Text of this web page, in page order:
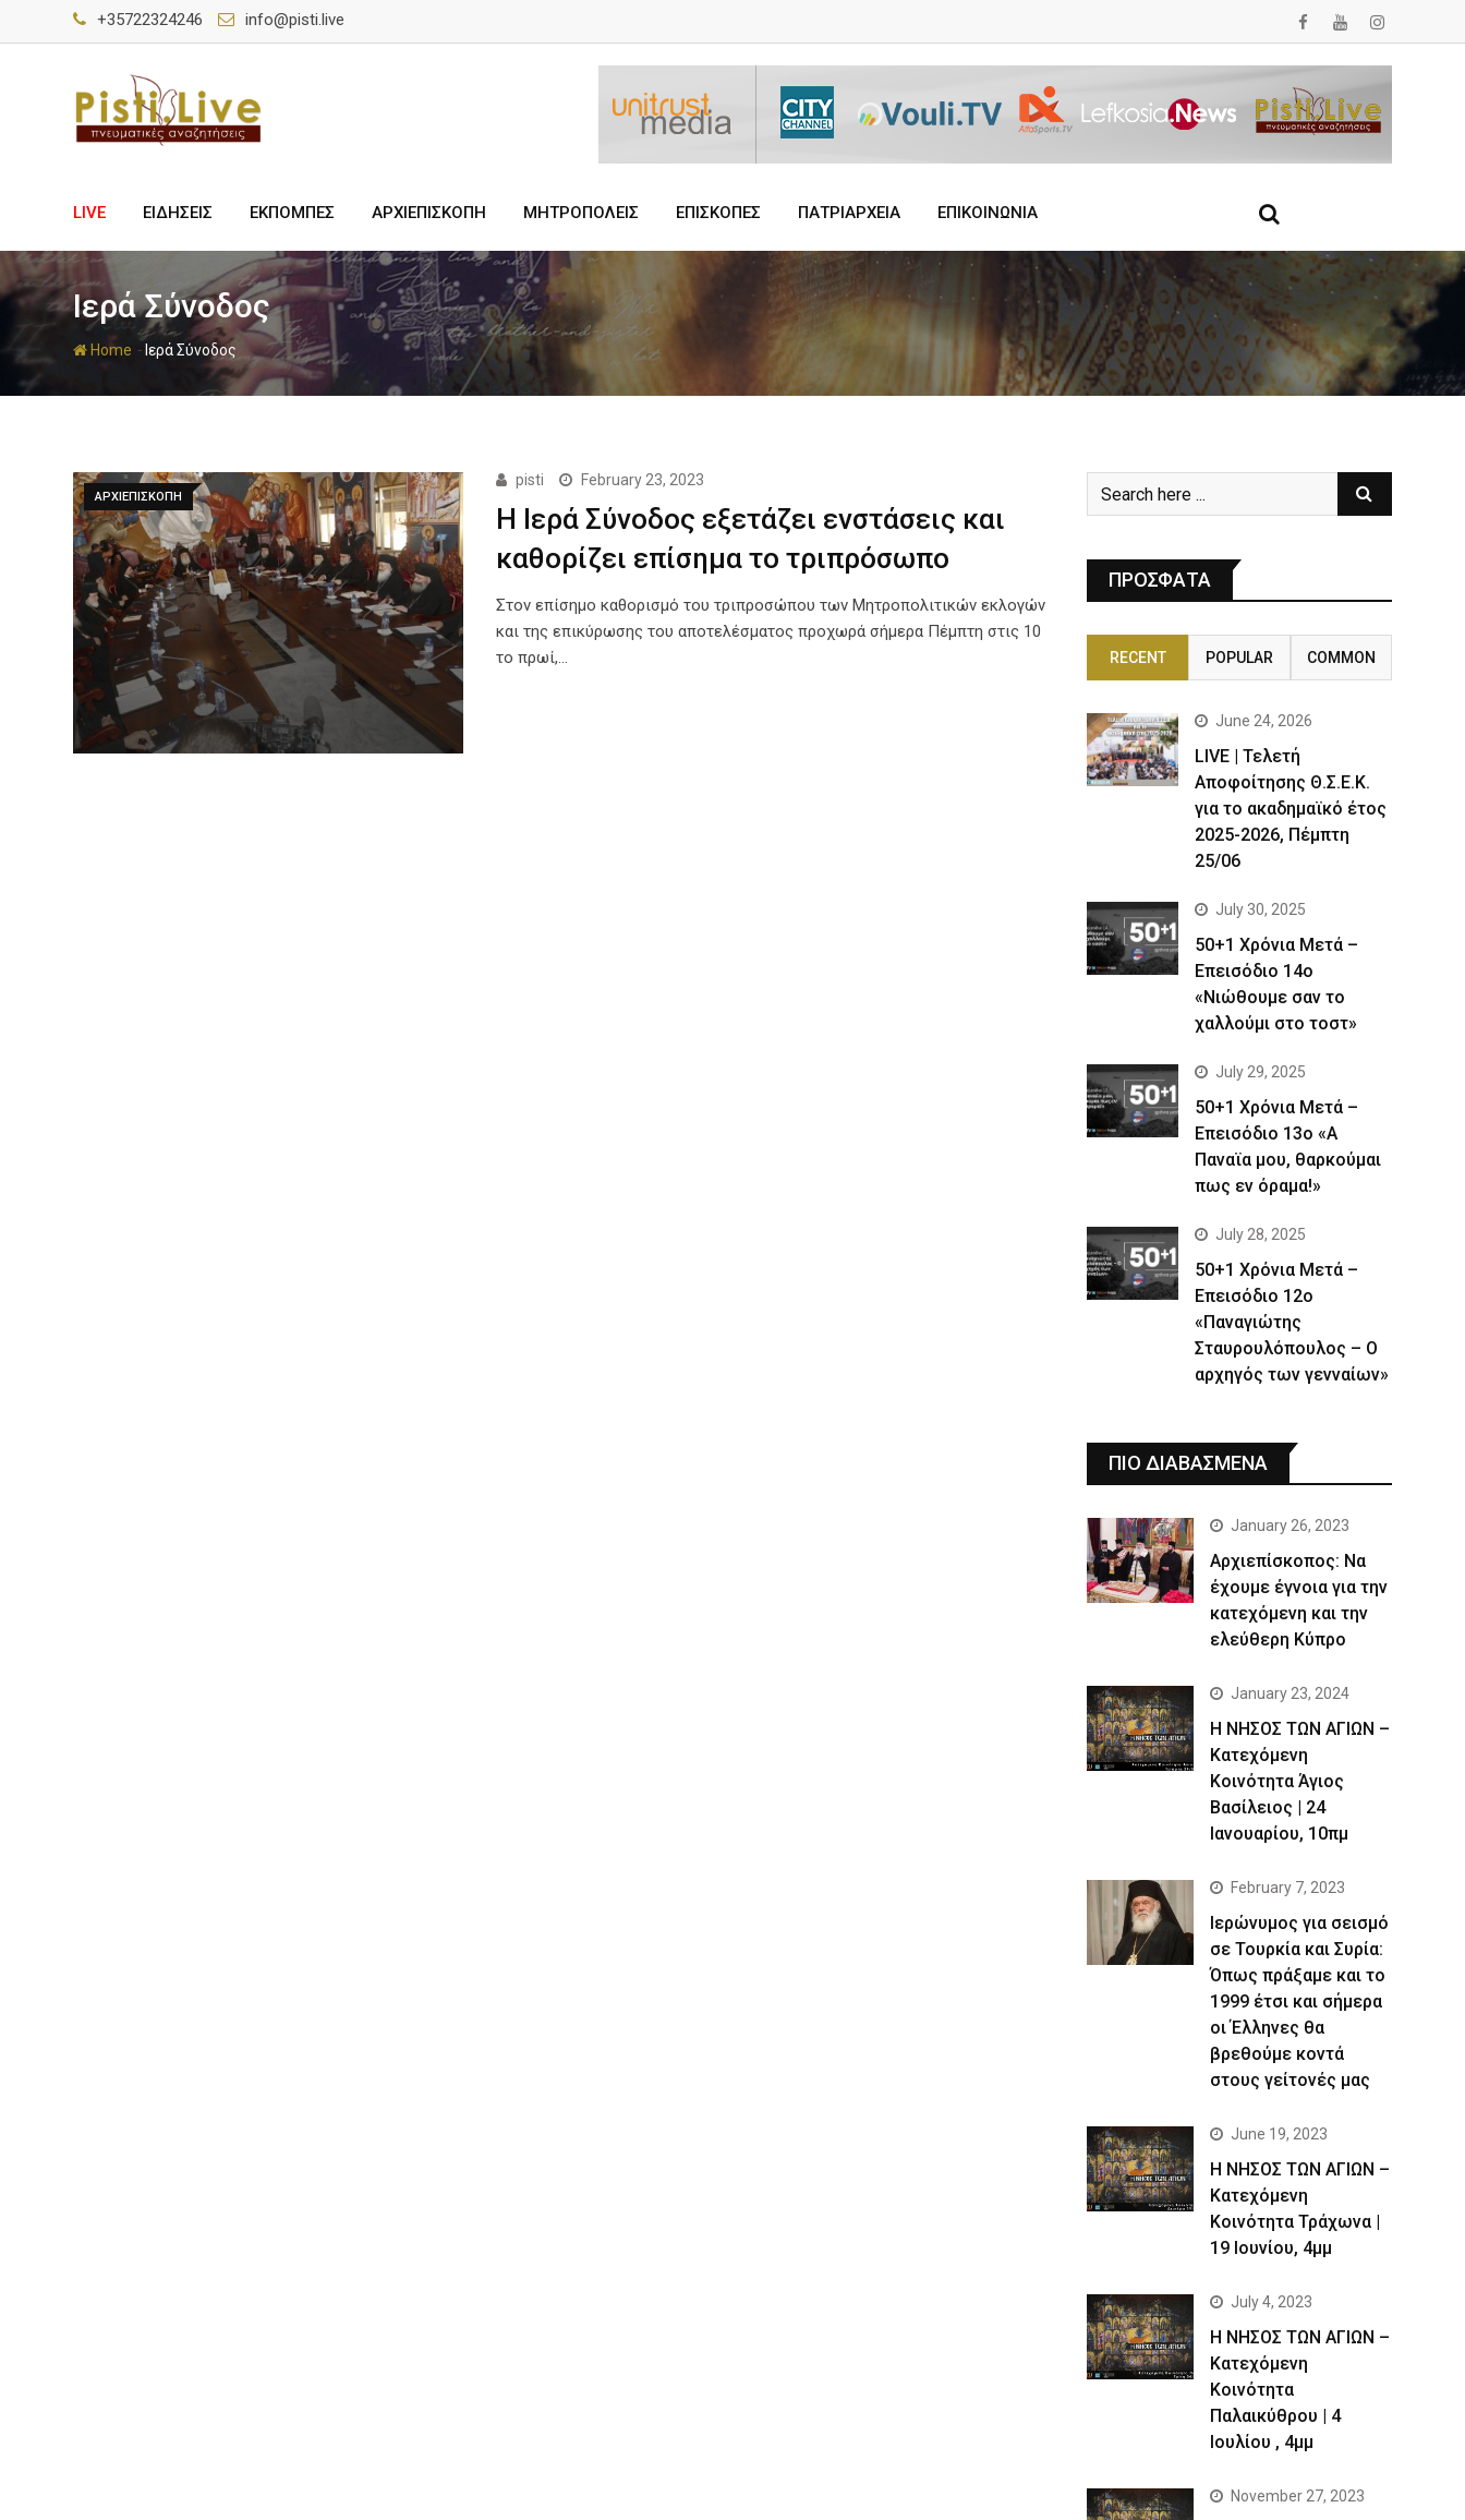
+35722324246 info@pisti.live
LIVE ΕΙΔΗΣΕΙΣ ΕΚΠΟΜΠΕΣ ΑΡΧΙΕΠΙΣΚΟΠΗ ΜΗΤΡΟΠΟΛΕΙΣ ΕΠΙΣΚΟΠΕΣ ΠΑΤΡΙΑΡΧΕΙΑ ΕΠΙΚΟΙΝΩΝΙΑ
Ιερά Σύνοδος
Home - Ιερά Σύνοδος
ΑΡΧΙΕΠΙΣΚΟΠΗ
pisti February 23, 2023
Η Ιερά Σύνοδος εξετάζει ενστάσεις και
καθορίζει επίσημα το τριπρόσωπο
Στον επίσημο καθορισμό του τριπροσώπου των Μητροπολιτικών εκλογών
και της επικύρωσης του αποτελέσματος προχωρά σήμερα Πέμπτη στις 10
το πρωί,…
ΠΡΟΣΦΑΤΑ
RECENT POPULAR COMMON
June 24, 2026
LIVE | Τελετή
Αποφοίτησης Θ.Σ.Ε.Κ.
για το ακαδημαϊκό έτος
2025-2026, Πέμπτη
25/06
July 30, 2025
50+1 Χρόνια Μετά –
Επεισόδιο 14ο
«Νιώθουμε σαν το
χαλλούμι στο τοστ»
July 29, 2025
50+1 Χρόνια Μετά –
Επεισόδιο 13ο «Α
Παναϊα μου, θαρκούμαι
πως εν όραμα!»
July 28, 2025
50+1 Χρόνια Μετά –
Επεισόδιο 12ο
«Παναγιώτης
Σταυρουλόπουλος – Ο
αρχηγός των γενναίων»
ΠΙΟ ΔΙΑΒΑΣΜΕΝΑ
January 26, 2023
Αρχιεπίσκοπος: Να
έχουμε έγνοια για την
κατεχόμενη και την
ελεύθερη Κύπρο
January 23, 2024
Η ΝΗΣΟΣ ΤΩΝ ΑΓΙΩΝ –
Κατεχόμενη
Κοινότητα Άγιος
Βασίλειος | 24
Ιανουαρίου, 10πμ
February 7, 2023
Ιερώνυμος για σεισμό
σε Τουρκία και Συρία:
Όπως πράξαμε και το
1999 έτσι και σήμερα
οι Έλληνες θα
βρεθούμε κοντά
στους γείτονές μας
June 19, 2023
Η ΝΗΣΟΣ ΤΩΝ ΑΓΙΩΝ –
Kατεχόμενη
Κοινότητα Τράχωνα |
19 Ιουνίου, 4μμ
July 4, 2023
Η ΝΗΣΟΣ ΤΩΝ ΑΓΙΩΝ –
Kατεχόμενη
Κοινότητα
Παλαικύθρου | 4
Ιουλίου , 4μμ
November 27, 2023